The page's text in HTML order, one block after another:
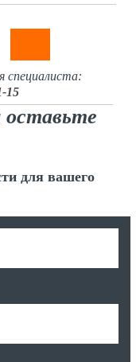
специалиста:
15
для вашего